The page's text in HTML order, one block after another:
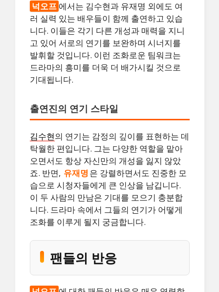
넉오프 에서는 김수현과 유재명 외에도 여
러 실력 있는 배우들이 함께 출연하고 있습
니다. 이들은 각기 다른 개성과 매력을 지니
고 있어 서로의 연기를 보완하며 시너지를
발휘할 것입니다. 이런 조화로운 팀워크는
드라마의 흥미를 더욱 더 배가시킬 것으로
기대됩니다.
출연진의 연기 스타일
김수현의 연기는 감정의 깊이를 표현하는 데
탁월한 편입니다. 그는 다양한 역할을 맡아
오면서도 항상 자신만의 개성을 잃지 않았
죠. 반면, 유재명 은 강렬하면서도 진중한 모
습으로 시청자들에게 큰 인상을 남깁니다.
이 두 사람의 만남은 기대를 모으기 충분합
니다. 드라마 속에서 그들의 연기가 어떻게
조화를 이루게 될지 궁금합니다.
팬들의 반응